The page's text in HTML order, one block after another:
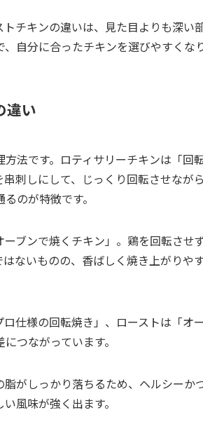
チキンの違いは、見た目よりも深い
自分に合ったチキンを選びやすくなり
違い
法です。ロティサリーチキンは「回
刺しにして、じっくり回転させなが
のが特徴です。
ブンで焼くチキン」。鶏を回転させ
ないものの、香ばしく焼き上がりや
仕様の回転焼き」、ローストは「オ
つながっています。
がしっかり落ちるため、ヘルシーか
風味が強く出ます。